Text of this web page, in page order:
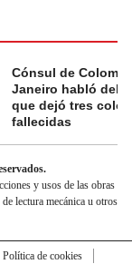
Cónsul de
Janeiro habló del
que dejó tres
fallecidas
y usos de las obras
lectura mecánica u otros
Política de cookies